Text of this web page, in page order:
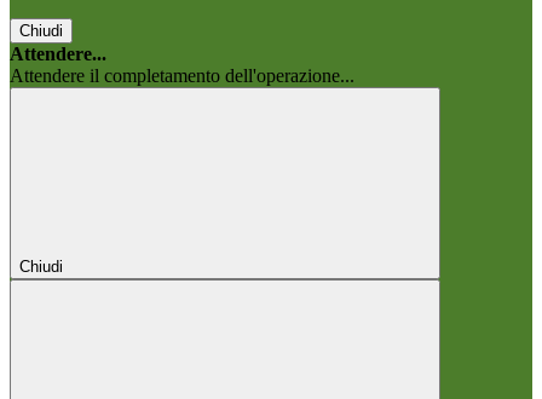
Chiudi
Attendere...
Attendere il completamento dell'operazione...
Chiudi